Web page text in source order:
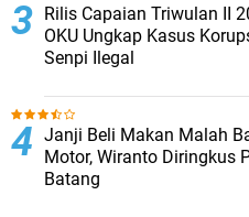
Rilis Capaian Triwulan II
OKU Ungkap Kasus
Senpi Ilegal
Janji Beli Makan Malah
Motor, Wiranto Diringkus
Batang